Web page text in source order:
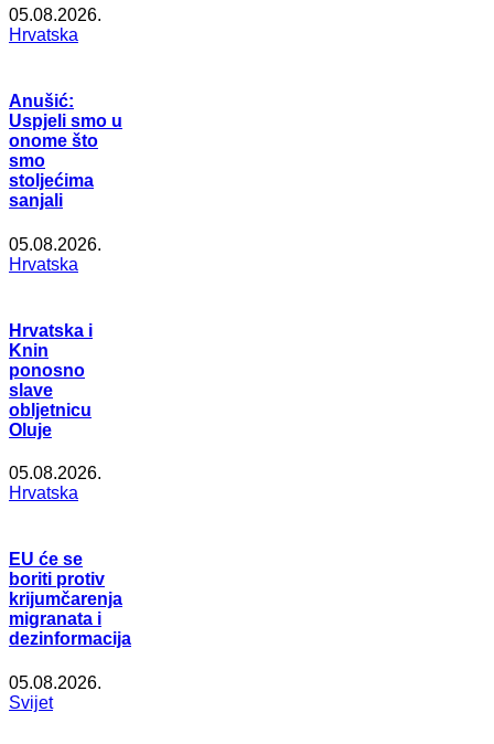
05.08.2026.
Hrvatska
Anušić:
Uspjeli smo u
onome što
smo
stoljećima
sanjali
05.08.2026.
Hrvatska
Hrvatska i
Knin
ponosno
slave
obljetnicu
Oluje
05.08.2026.
Hrvatska
EU će se
boriti protiv
krijumčarenja
migranata i
dezinformacija
05.08.2026.
Svijet